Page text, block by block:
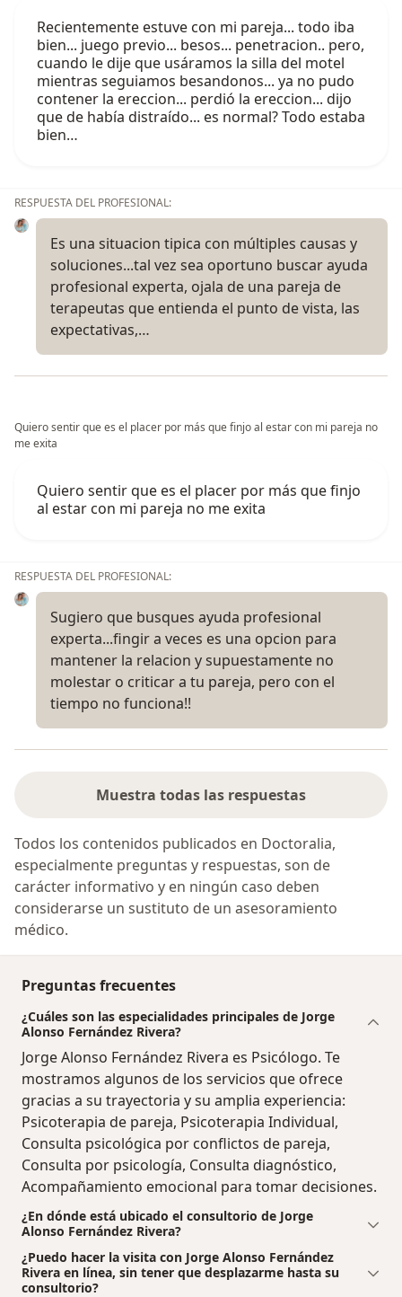
Recientemente estuve con mi pareja... todo iba
bien... juego previo... besos... penetracion.. pero,
cuando le dije que usáramos la silla del motel
mientras seguiamos besandonos... ya no pudo
contener la ereccion... perdió la ereccion... dijo
que de había distraído... es normal? Todo estaba
bien…
RESPUESTA DEL PROFESIONAL:
Es una situacion tipica con múltiples causas y
soluciones...tal vez sea oportuno buscar ayuda
profesional experta, ojala de una pareja de
terapeutas que entienda el punto de vista, las
expectativas,…
Quiero sentir que es el placer por más que finjo al estar con mi pareja no
me exita
Quiero sentir que es el placer por más que finjo
al estar con mi pareja no me exita
RESPUESTA DEL PROFESIONAL:
Sugiero que busques ayuda profesional
experta...fingir a veces es una opcion para
mantener la relacion y supuestamente no
molestar o criticar a tu pareja, pero con el
tiempo no funciona!!
Muestra todas las respuestas
Todos los contenidos publicados en Doctoralia,
especialmente preguntas y respuestas, son de
carácter informativo y en ningún caso deben
considerarse un sustituto de un asesoramiento
médico.
Preguntas frecuentes
¿Cuáles son las especialidades principales de Jorge
Alonso Fernández Rivera?
Jorge Alonso Fernández Rivera es Psicólogo. Te
mostramos algunos de los servicios que ofrece
gracias a su trayectoria y su amplia experiencia:
Psicoterapia de pareja, Psicoterapia Individual,
Consulta psicológica por conflictos de pareja,
Consulta por psicología, Consulta diagnóstico,
Acompañamiento emocional para tomar decisiones.
¿En dónde está ubicado el consultorio de Jorge
Alonso Fernández Rivera?
¿Puedo hacer la visita con Jorge Alonso Fernández
Rivera en línea, sin tener que desplazarme hasta su
consultorio?